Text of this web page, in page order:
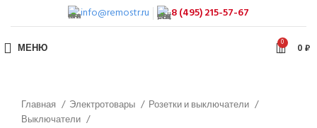
info@remostr.ru 8 (495) 215-57-67
МЕНЮ 0 0₽
Главная Электротовары
Розетки и выключатели
Выключатели